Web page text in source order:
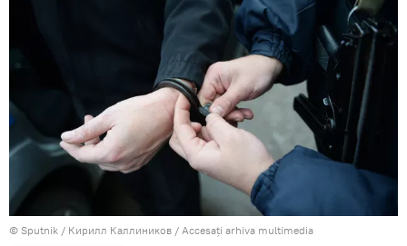
© Sputnik / Кирилл Каллиников / Accesați arhiva multimedia